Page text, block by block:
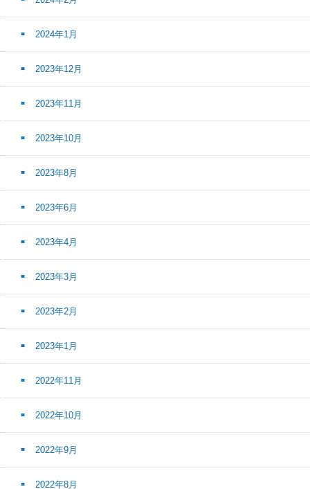
2024年1月
2023年12月
2023年11月
2023年10月
2023年8月
2023年6月
2023年4月
2023年3月
2023年2月
2023年1月
2022年11月
2022年10月
2022年9月
2022年8月